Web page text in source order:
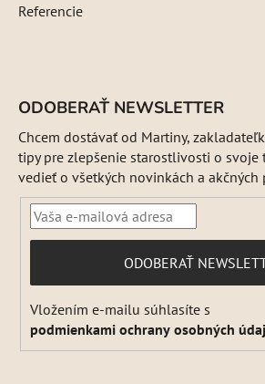
Referencie
ODOBERAŤ NEWSLETTER
Chcem dostávať od Martiny,
tipy pre zlepšenie starostlivosti o svoje
vedieť o všetkých novinkách a
PRIHLÁSIŤ
SA
ODOBERAŤ
Vložením e-mailu súhlasíte s
podmienkami ochrany osobných